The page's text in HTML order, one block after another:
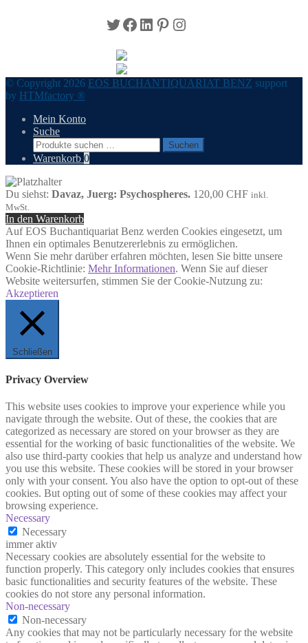
Twitter
Facebook
LinkedIn
Pinterest
Instagram
© Copyright 2026 EOS BUCHANTIQUARIAT BENZ support
by HTMfactory ®
Mein Konto
Suche
Suchen
nach:
Suchen
Warenkorb 0
Du siehst: Davaz, Juerg: Psychospheres. 120,00 CHF inkl.
MwSt.
In den Warenkorb
Auf EOS Buchantiquariat Benz werden Cookies eingesetzt, um
Ihnen ein optimales Benutzererlebnis zu ermöglichen.
Wenn Sie mehr darüber erfahren möchten, lesen Sie bitte unsere
Cookie-Richtlinie: Mehr Informationen. Wenn Sie auf dieser
Website weitersurfen, stimmen Sie der Cookie-Nutzung zu:
Akzeptieren
Schließen
Privacy Overview
This website uses cookies to improve your experience while you
navigate through the website. Out of these, the cookies that are
categorized as necessary are stored on your browser as they are
essential for the working of basic functionalities of the website. We
also use third-party cookies that help us analyze and understand how
you use this website. These cookies will be stored in your browser
only with your consent. You also have the option to opt-out of these
cookies. But opting out of some of these cookies may affect your
browsing experience.
Necessary
Necessary
immer aktiv
Necessary cookies are absolutely essential for the website to
function properly. This category only includes cookies that ensures
basic functionalities and security features of the website. These
cookies do not store any personal information.
Non-necessary
Non-necessary
Any cookies that may not be particularly necessary for the website